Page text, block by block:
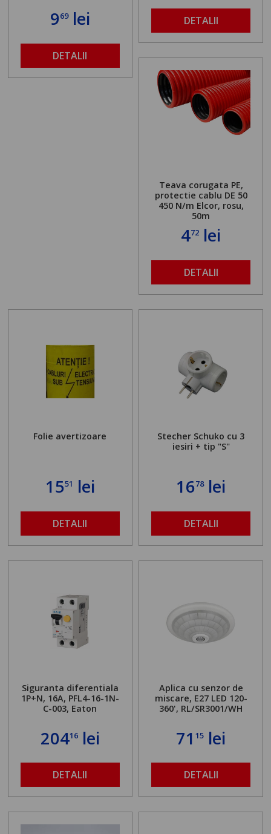
969lei
DETALII
DETALII
Teava corugata PE,
protectie cablu DE 50
450 N/m Elcor, rosu,
50m
472 lei
DETALII
Folie avertizoare
1551 lei
DETALII
Stecher Schuko cu 3
iesiri + tip "S"
1678lei
DETALII
Siguranta diferentiala
1P+N, 16A, PFL4-16-1N-
C-003, Eaton
20416lei
DETALII
Aplica cu senzor de
miscare, E27 LED 120-
360', RL/SR3001/WH
7115 lei
DETALII